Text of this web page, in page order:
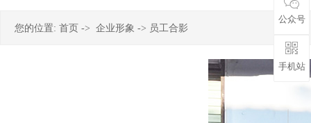
您的位置: 首页 -> 企业形象 -> 员工合影
公众号
手机站